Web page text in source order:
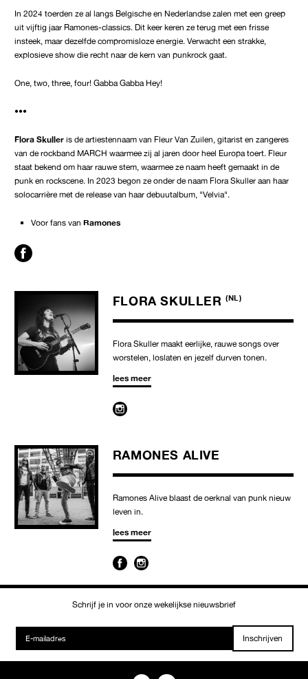
In 2024 toerden ze al langs Belgische en Nederlandse zalen met een greep
uit vijftig jaar Ramones-classics. Dit keer keren ze terug met een frisse
insteek, maar dezelfde compromisloze energie. Verwacht een strakke,
explosieve show die recht naar de kern van punkrock gaat.
One, two, three, four! Gabba Gabba Hey!
•••
Flora Skuller is de artiestennaam van Fleur Van Zuilen, gitarist en zangeres
van de rockband MARCH waarmee zij al jaren door heel Europa toert. Fleur
staat bekend om haar rauwe stem, waarmee ze naam heeft gemaakt in de
punk en rockscene. In 2023 begon ze onder de naam Flora Skuller aan haar
solocarrière met de release van haar debuutalbum, "Velvia".
Voor fans van Ramones
FLORA SKULLER (NL)
Flora Skuller maakt eerlijke, rauwe songs over
worstelen, loslaten en jezelf durven tonen.
lees meer
RAMONES ALIVE
Ramones Alive blaast de oerknal van punk nieuw
leven in.
lees meer
Schrijf je in voor onze wekelijkse nieuwsbrief
Inschrijven